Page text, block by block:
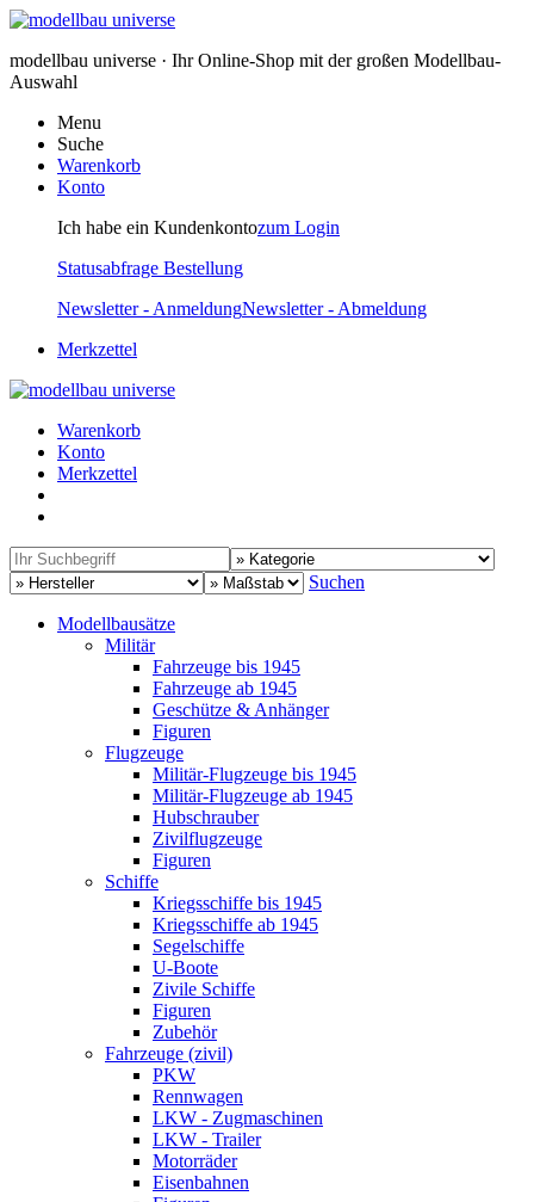
modellbau universe · Ihr Online-Shop mit der großen Modellbau-
Auswahl
Menu
Suche
Warenkorb
Konto
Ich habe ein Kundenkontozum Login
Statusabfrage Bestellung
Newsletter - AnmeldungNewsletter - Abmeldung
Merkzettel
Warenkorb
Konto
Merkzettel
Suchen
Modellbausätze
Militär
Fahrzeuge bis 1945
Fahrzeuge ab 1945
Geschütze & Anhänger
Figuren
Flugzeuge
Militär-Flugzeuge bis 1945
Militär-Flugzeuge ab 1945
Hubschrauber
Zivilflugzeuge
Figuren
Schiffe
Kriegsschiffe bis 1945
Kriegsschiffe ab 1945
Segelschiffe
U-Boote
Zivile Schiffe
Figuren
Zubehör
Fahrzeuge (zivil)
PKW
Rennwagen
LKW - Zugmaschinen
LKW - Trailer
Motorräder
Eisenbahnen